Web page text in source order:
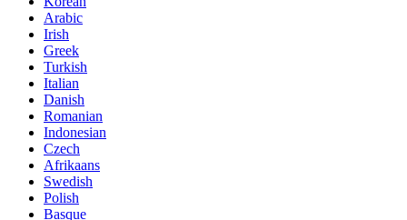
Arabic
Irish
Greek
Turkish
Italian
Danish
Romanian
Indonesian
Czech
Afrikaans
Swedish
Polish
Basque